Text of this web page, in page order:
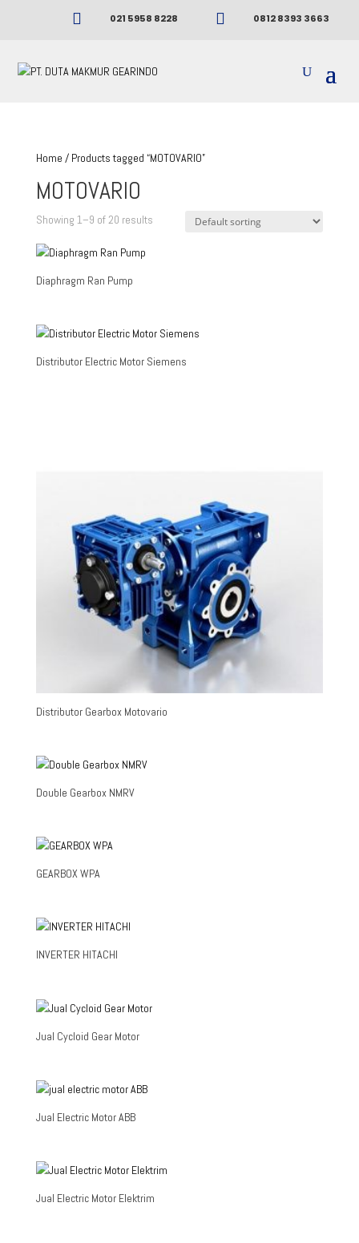
 021 5958 8228  0812 8393 3663
Home / Products tagged “MOTOVARIO”
MOTOVARIO
Showing 1–9 of 20 results
Diaphragm Ran Pump
Distributor Electric Motor Siemens
Distributor Gearbox Motovario
Double Gearbox NMRV
GEARBOX WPA
INVERTER HITACHI
Jual Cycloid Gear Motor
Jual Electric Motor ABB
Jual Electric Motor Elektrim